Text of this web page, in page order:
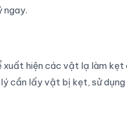
ngay.
hiện các vật lạ làm
cần lấy vật bị kẹt, sử